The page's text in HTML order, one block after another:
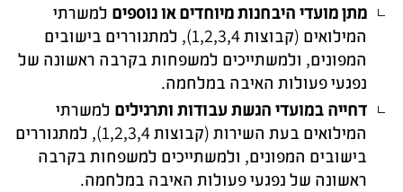
מתן מועדי היבחנות מיוחדים או נוספים למשרתי
המילואים (קבוצות 1,2,3,4), למתגוררים בישובים
המפונים, ולמשתייכים למשפחות בקרבה ראשונה של
נפגעי פעולות האיבה במלחמה.
דחייה במועדי הגשת עבודות ותרגילים למשרתי
המילואים בעת השירות (קבוצות 1,2,3,4), למתגוררים
בישובים המפונים, ולמשתייכים למשפחות בקרבה
ראשונה של נפגעי פעולות האיבה במלחמה.